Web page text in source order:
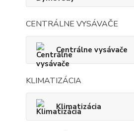
CENTRÁLNE VYSÁVAČE
Centrálne vysávače
KLIMATIZÁCIA
Klimatizácia